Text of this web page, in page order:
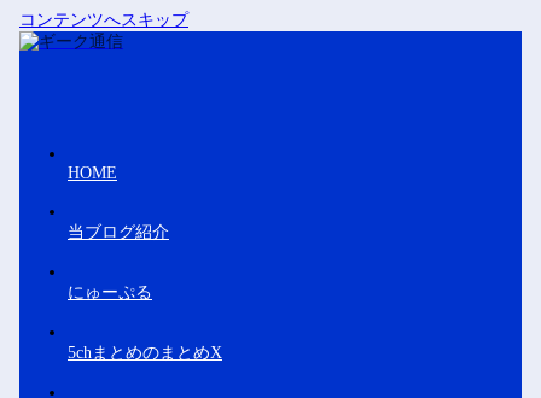
コンテンツへスキップ
HOME
当ブログ紹介
にゅーぷる
5chまとめのまとめX